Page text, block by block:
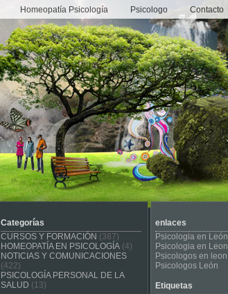
Homeopatía Psicología Psicologo Contacto
Categorías
CURSOS Y FORMACIÓN (387)
HOMEOPATÍA EN PSICOLOGÍA (4)
NOTICIAS Y COMUNICACIONES
(422)
PSICOLOGÍA PERSONAL DE LA
SALUD (13)
enlaces
Psicologia en León
Psicologia en Leon
Psicologos en leon
Psicologos León
Etiquetas